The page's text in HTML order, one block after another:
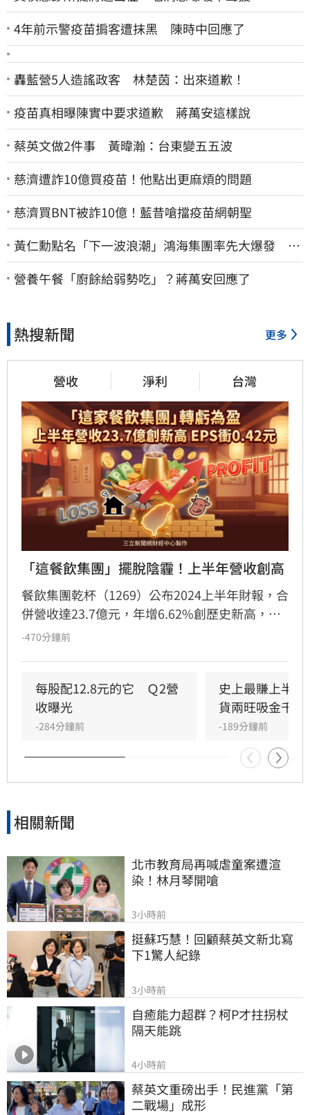
4年前示警疫苗掮客遭抹黑 陳時中回應了
轟藍營5人造謠政客 林楚茵：出來道歉！
疫苗真相曝陳實中要求道歉 蔣萬安這樣說
蔡英文做2件事 黃暐瀚：台東變五五波
慈濟遭詐10億買疫苗！他點出更麻煩的問題
慈濟買BNT被詐10億！藍昔嗆擋疫苗網朝聖
黃仁勳點名「下一波浪潮」鴻海集團率先大爆發 台
股這族群全面噴出
營養午餐「廚餘給弱勢吃」？蔣萬安回應了
熱搜新聞 更多
營收 淨利 台灣
「這餐飲集團」擺脫陰霾！上半年營收創高
餐飲集團乾杯（1269）公布2024上半年財報，合
併營收達23.7億元，年增6.62%創歷史新高，稅
後淨利858.6萬元，成功轉虧為盈，EPS為0.42
國事業認列資產減損影響獲利，但整體營運體質
穩健。展望下半年，乾杯將把握暑假及中秋節餐
飲旺季，持續擴張版圖，預計於台北及高雄等地
新增多家「黑毛屋」與「牛舌佑介」門市，透過
積極展店策略，進一步擴大營收規模，展現持續
成長的企圖心。
-470分鐘前
每股配12.8元的它　Ｑ2營
收曝光
-284分鐘前
史上最賺上半
貨兩旺吸金千億
-189分鐘前
相關新聞
北市教育局再喊虐童案遭渲
染！林月琴開嗆
3小時前
挺蘇巧慧！回顧蔡英文新北寫
下1驚人紀錄
3小時前
自癒能力超群？柯P才拄拐杖
隔天能跳
4小時前
蔡英文重磅出手！民進黨「第
二戰場」成形